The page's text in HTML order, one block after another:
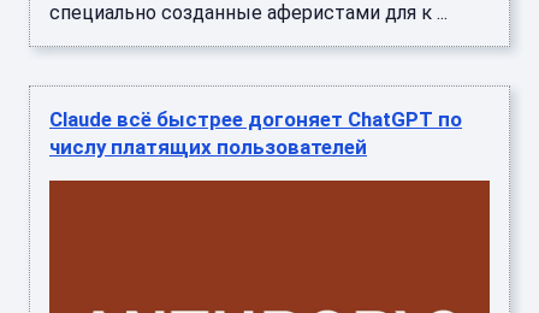
специально созданные аферистами для к ...
Claude всё быстрее догоняет ChatGPT по
числу платящих пользователей